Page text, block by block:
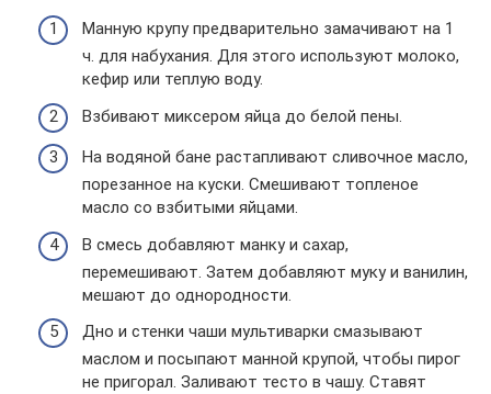
Манную крупу предварительно замачивают на 1
ч. для набухания. Для этого используют молоко,
кефир или теплую воду.
Взбивают миксером яйца до белой пены.
На водяной бане растапливают сливочное масло,
порезанное на куски. Смешивают топленое
масло со взбитыми яйцами.
В смесь добавляют манку и сахар,
перемешивают. Затем добавляют муку и ванилин,
мешают до однородности.
Дно и стенки чаши мультиварки смазывают
маслом и посыпают манной крупой, чтобы пирог
не пригорал. Заливают тесто в чашу. Ставят